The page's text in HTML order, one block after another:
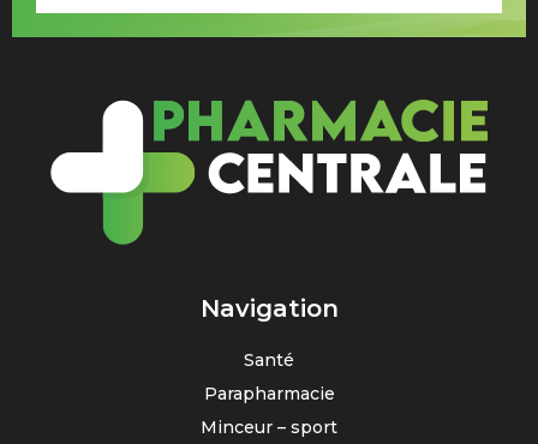
Navigation
Santé
Parapharmacie
Minceur – sport